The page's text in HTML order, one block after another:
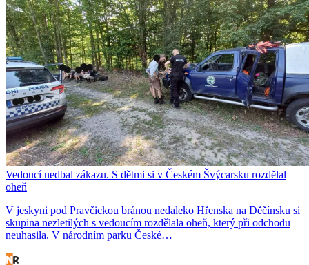
Vedoucí nedbal zákazu. S dětmi si v Českém Švýcarsku rozdělal
oheň
V jeskyni pod Pravčickou bránou nedaleko Hřenska na Děčínsku si
skupina nezletilých s vedoucím rozdělala oheň, který při odchodu
neuhasila. V národním parku České…